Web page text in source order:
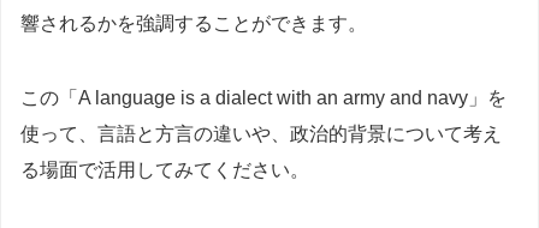
響されるかを強調することができます。
この「A language is a dialect with an army and navy」を
使って、言語と方言の違いや、政治的背景について考え
る場面で活用してみてください。